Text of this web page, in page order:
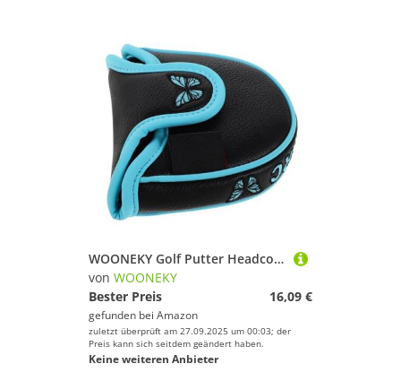
WOONEKY Golf Putter Headcover aus Verschleißfestem PU Material mit Weichem Innenfutter Halbrundes Mallet Design Stilvolles Schmetterlings Stickmuster Präzise für Spielstärken Optimaler
von WOONEKY
Bester Preis
16,09 €
gefunden bei Amazon
zuletzt überprüft am 27.09.2025 um 00:03; der
Preis kann sich seitdem geändert haben.
Keine weiteren Anbieter